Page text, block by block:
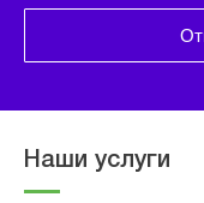
Наши услуги